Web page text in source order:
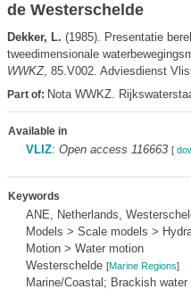
de Westerschelde
Dekker, L. (1985). Presentatie
tweedimensionale
WWKZ, 85.V002. Adviesdienst
Part of: Nota WWKZ.
Available in
VLIZ: Open access 116663 [
Keywords
ANE, Netherlands,
Models > Scale models >
Motion > Water motion
Westerschelde [Marine Regions]
Marine/Coastal; Brackish water